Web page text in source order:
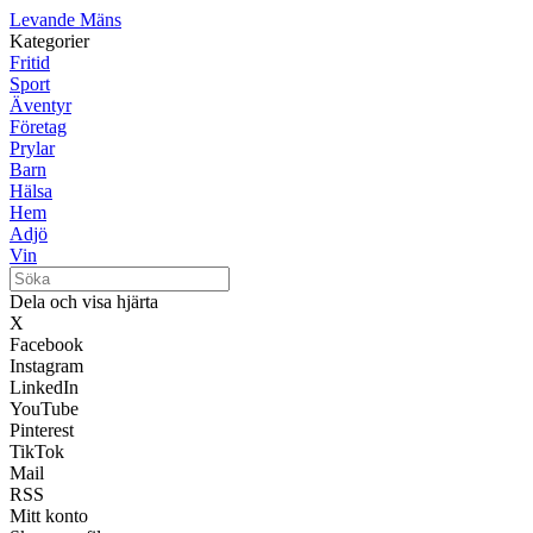
Levande Mäns
Kategorier
Fritid
Sport
Äventyr
Företag
Prylar
Barn
Hälsa
Hem
Adjö
Vin
Dela och visa hjärta
X
Facebook
Instagram
LinkedIn
YouTube
Pinterest
TikTok
Mail
RSS
Mitt konto